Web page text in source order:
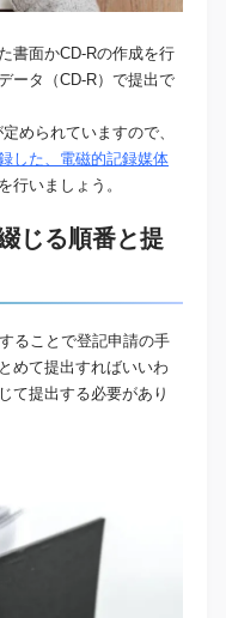
書面かCD-Rの作成を行
ータ（CD-R）で提出で
められていますので、
した、電磁的記録媒体
行いましょう。
じる順番と提
ることで登記申請の手
めて提出すればいいわ
て提出する必要があり